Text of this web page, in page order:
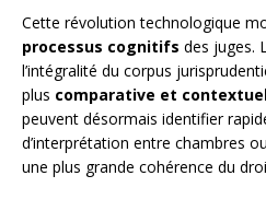
Cette révolution technologique
processus cognitifs des juges.
l’intégralité du corpus
plus comparative et
peuvent désormais identifier
d’interprétation entre chambres
une plus grande cohérence du